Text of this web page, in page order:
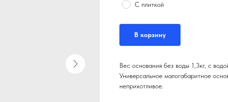
С плиткой
В корзину
Вес основания без воды 1,3кг, с
Универсальное малогабаритное
неприхотливое.